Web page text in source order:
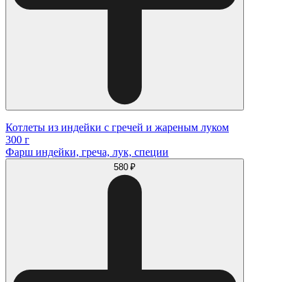
Котлеты из индейки с гречей и жареным луком
300 г
Фарш индейки, греча, лук, специи
580 ₽